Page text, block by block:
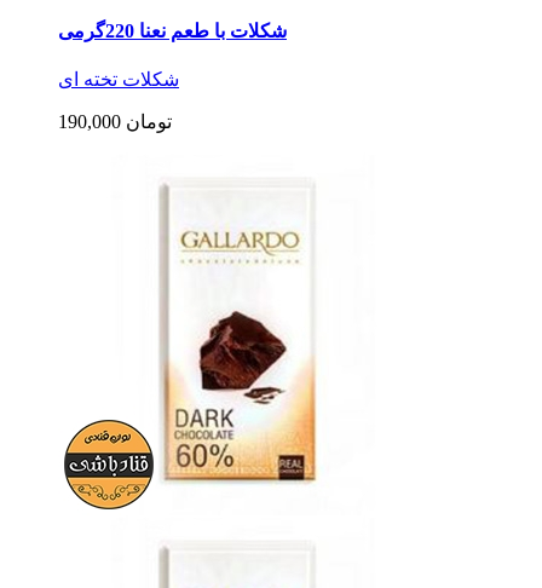
شکلات با طعم نعنا 220گرمی
شکلات تخته ای
190,000 تومان